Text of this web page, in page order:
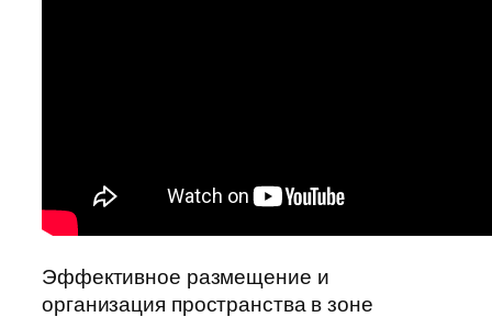
Эффективное размещение и
организация пространства в зоне